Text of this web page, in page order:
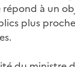
à un
plus